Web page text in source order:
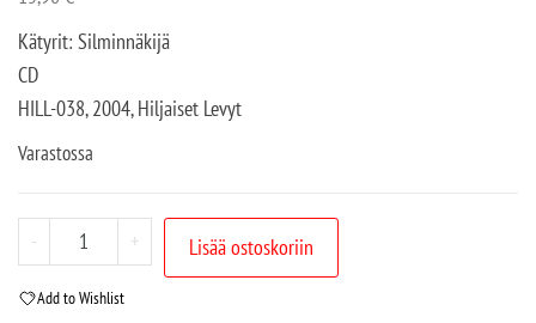
Kätyrit: Silminnäkijä
CD
HILL-038, 2004, Hiljaiset Levyt
Varastossa
- + Lisää ostoskoriin
Add to Wishlist